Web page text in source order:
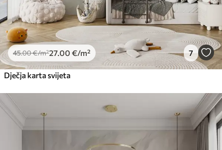
45.00€/m²27 .00 €/m² 7
Dječja karta svijeta